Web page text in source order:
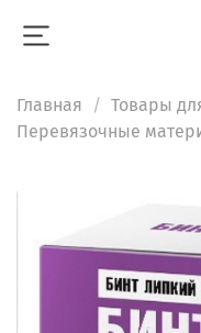
Главная
Товары
Перевязочные